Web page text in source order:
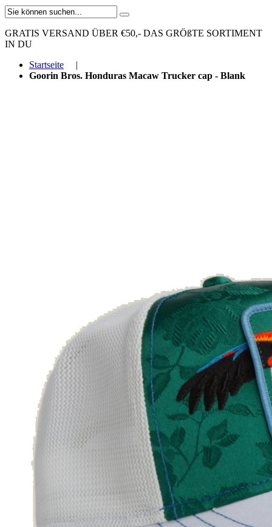
GRATIS VERSAND ÜBER €50,- DAS GRÖßTE SORTIMENT
IN DU
Startseite
|
Goorin Bros. Honduras Macaw Trucker cap - Blank